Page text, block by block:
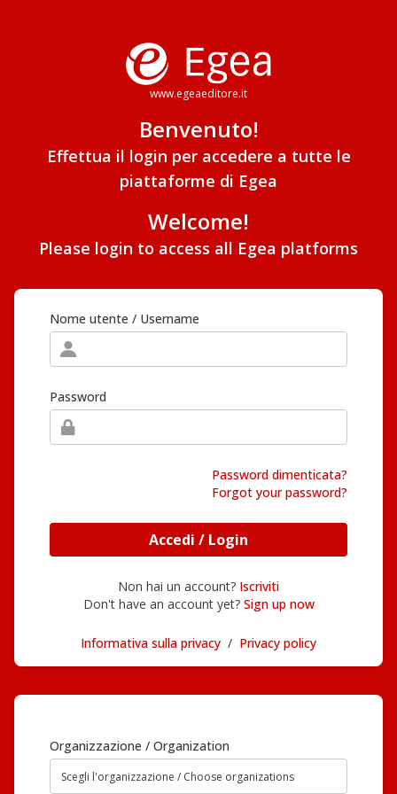
www.egeaeditore.it
Benvenuto!
Effettua il login per accedere a tutte le
piattaforme di Egea
Welcome!
Please login to access all Egea platforms
Nome utente / Username
Password
Password dimenticata?
Forgot your password?
Accedi / Login
Non hai un account? Iscriviti
Don't have an account yet? Sign up now
Informativa sulla privacy / Privacy policy
Organizzazione / Organization